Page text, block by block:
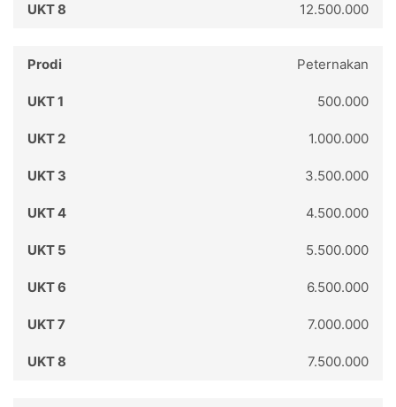
12.500.000
Peternakan
500.000
1.000.000
3.500.000
4.500.000
5.500.000
6.500.000
7.000.000
7.500.000